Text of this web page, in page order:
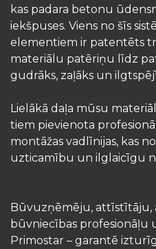
kas padara betonu
iekšpuses. Viens no šīs
elementiem ir patentēts
materiālu patēriņu līdz
gudrāks, zaļāks un
Lielākā daļa mūsu
tiem pievienota
montāžas vadlīnijas, kas
uzticamību un ilglaicīgu
Būvuzņēmēju,
būvniecības profesionāļu
Primostar – garantē